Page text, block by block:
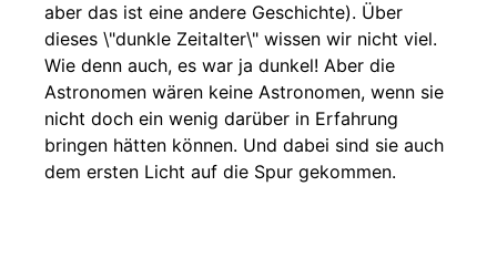
aber das ist eine andere Geschichte). Über
dieses \"dunkle Zeitalter\" wissen wir nicht viel.
Wie denn auch, es war ja dunkel! Aber die
Astronomen wären keine Astronomen, wenn sie
nicht doch ein wenig darüber in Erfahrung
bringen hätten können. Und dabei sind sie auch
dem ersten Licht auf die Spur gekommen.